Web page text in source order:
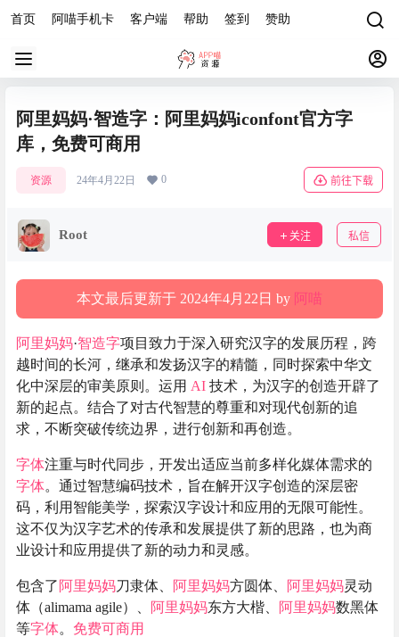
首页 阿喵手机卡 客户端 帮助 签到 赞助
阿里妈妈·智造字：阿里妈妈iconfont官方字
库，免费可商用
资源 24年4月22日 0 前往下载
Root 关注 私信
本文最后更新于 2024年4月22日 by 阿喵
阿里妈妈·智造字项目致力于深入研究汉字的发展历程，跨
越时间的长河，继承和发扬汉字的精髓，同时探索中华文
化中深层的审美原则。运用 AI 技术，为汉字的创造开辟了
新的起点。结合了对古代智慧的尊重和对现代创新的追
求，不断突破传统边界，进行创新和再创造。
字体注重与时代同步，开发出适应当前多样化媒体需求的
字体。通过智慧编码技术，旨在解开汉字创造的深层密
码，利用智能美学，探索汉字设计和应用的无限可能性。
这不仅为汉字艺术的传承和发展提供了新的思路，也为商
业设计和应用提供了新的动力和灵感。
包含了 阿里妈妈刀隶体、 阿里妈妈方圆体、 阿里妈妈灵动
体（alimama agile）、
阿里妈妈东方大楷、 阿里妈妈数黑体
等字体。 免费可商用